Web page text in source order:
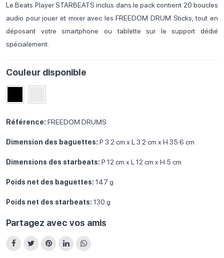
Le Beats Player STARBEATS inclus dans le pack contient 20 boucles
audio pour jouer et mixer avec les FREEDOM DRUM Sticks, tout en
déposant votre smartphone ou tablette sur le support dédié
spécialement.
Couleur disponible
Référence: FREEDOM DRUMS
Dimension des baguettes: P 3.2 cm x L 3.2 cm x H 35.6 cm
Dimensions des starbeats: P 12 cm x L 12 cm x H 5 cm
Poids net des baguettes: 147 g
Poids net des starbeats: 130 g
Partagez avec vos amis